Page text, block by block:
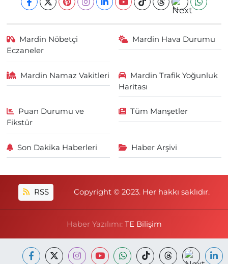
Mardin Nöbetçi
Eczaneler
Mardin Hava Durumu
Mardin Namaz Vakitleri
Mardin Trafik Yoğunluk
Haritası
Puan Durumu ve
Fikstür
Tüm Manşetler
Son Dakika Haberleri Haber Arşivi
RSS Copyright © 2023. Her hakkı saklıdır.
Haber Yazılımı: TE Bilişim